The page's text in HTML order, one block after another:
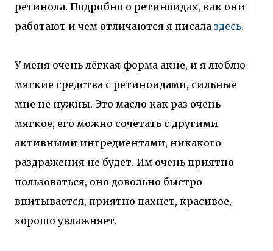
ретинола. Подробно о ретиноидах, как они
работают и чем отличаются я писала здесь.
У меня очень лёгкая форма акне, и я люблю
мягкие средства с ретиноидами, сильные
мне не нужны. Это масло как раз очень
мягкое, его можно сочетать с другими
активными ингредиентами, никакого
раздражения не будет. Им очень приятно
пользоваться, оно довольно быстро
впитывается, приятно пахнет, красивое,
хорошо увлажняет.